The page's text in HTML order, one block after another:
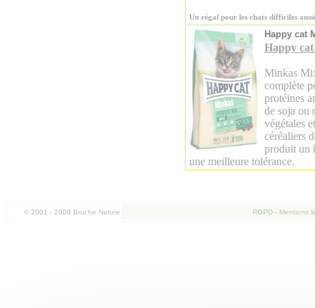
Un régal pour les chats difficiles
Happy cat
Happy
Minkas
complète
protéines
de soja ou
végétales
céréaliers
produit un
une meilleure tolérance.
© 2001 - 2008 Bruche Nature RGPD- Mentions